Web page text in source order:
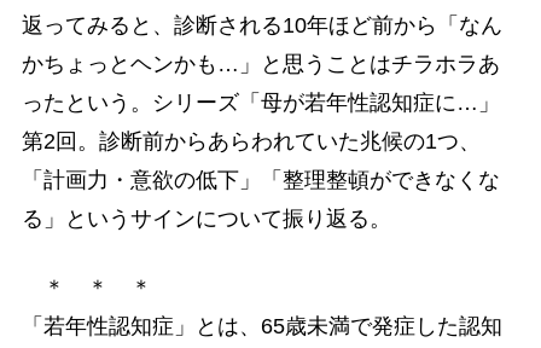
返ってみると、診断される10年ほど前から「なん
かちょっとヘンかも…」と思うことはチラホラあ
ったという。シリーズ「母が若年性認知症に…」
第2回。診断前からあらわれていた兆候の1つ、
「計画力・意欲の低下」「整理整頓ができなくな
る」というサインについて振り返る。
＊ ＊ ＊
「若年性認知症」とは、65歳未満で発症した認知